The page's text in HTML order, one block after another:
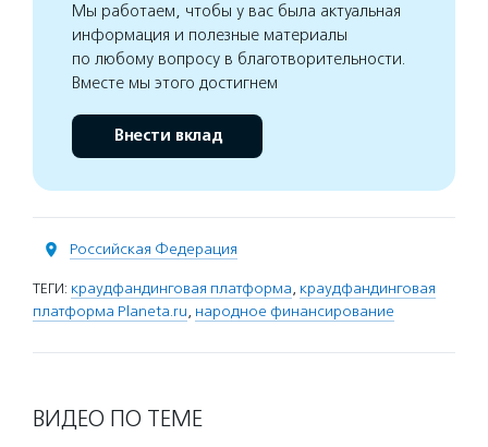
Мы работаем, чтобы у вас была актуальная
информация и полезные материалы
по любому вопросу в благотворительности.
Вместе мы этого достигнем
Внести вклад
Российская Федерация
ТЕГИ: краудфандинговая платформа, краудфандинговая
платформа Planeta.ru, народное финансирование
ВИДЕО ПО ТЕМЕ